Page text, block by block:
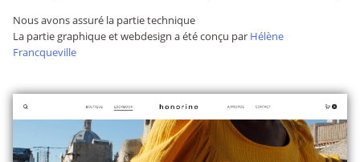
Nous avons assuré la partie technique
La partie graphique et webdesign a été conçu par Hélène
Francqueville